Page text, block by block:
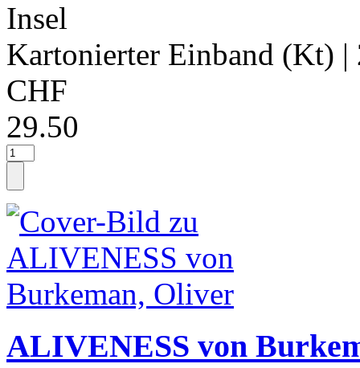
Insel
Kartonierter Einband (Kt) |
CHF
29.50
ALIVENESS von